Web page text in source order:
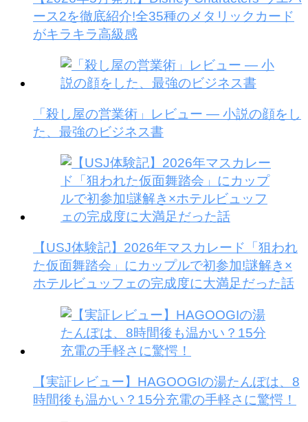
ース2を徹底紹介!全35種のメタリックカード
がキラキラ高級感
「殺し屋の営業術」レビュー — 小説の顔をし
た、最強のビジネス書
【USJ体験記】2026年マスカレード「狙われ
た仮面舞踏会」にカップルで初参加!謎解き×
ホテルビュッフェの完成度に大満足だった話
【実証レビュー】HAGOOGIの湯たんぽは、8
時間後も温かい？15分充電の手軽さに驚愕！